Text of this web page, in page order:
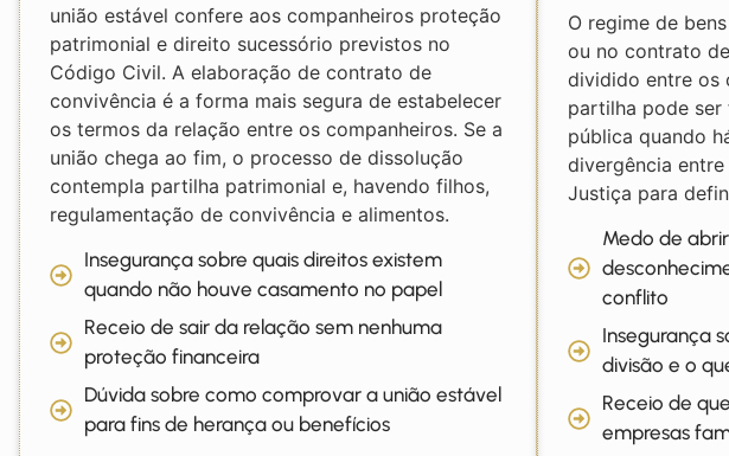
união estável confere aos companheiros proteção
patrimonial e direito sucessório previstos no
Código Civil. A elaboração de contrato de
convivência é a forma mais segura de estabelecer
os termos da relação entre os companheiros. Se a
união chega ao fim, o processo de dissolução
contempla partilha patrimonial e, havendo filhos,
regulamentação de convivência e alimentos.
Insegurança sobre quais direitos existem
quando não houve casamento no papel
Receio de sair da relação sem nenhuma
proteção financeira
Dúvida sobre como comprovar a união estável
para fins de herança ou benefícios
O regime de
ou no contrato
dividido entre os
partilha pode
pública quando
divergência
Justiça para
Medo de
conflito
Insegurança
divisão e o
Receio de
empresas